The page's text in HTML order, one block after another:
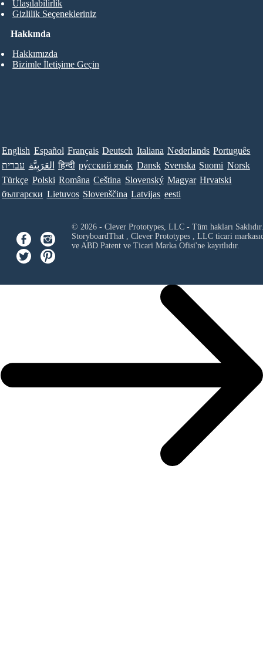
Hakkında
Hakkımızda
Bizimle İletişime Geçin
Ulaşılabilirlik
Gizlilik Seçenekleriniz
English Español Français Deutsch Italiana Nederlands Português
עברית العَرَبِيَّة हिन्दी ру́сский язы́к Dansk Svenska Suomi Norsk
Türkçe Polski Româna Ceština Slovenský Magyar Hrvatski
български Lietuvos Slovenščina Latvijas eesti
© 2026 - Clever Prototypes, LLC - Tüm hakları Saklıdır.
StoryboardThat , Clever Prototypes , LLCticari
ve ABD Patent ve Ticari Marka Ofisi'ne kayıtlıdır.